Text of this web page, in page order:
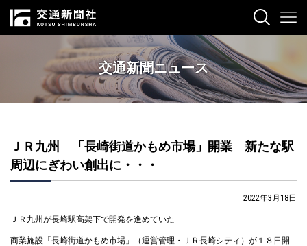
交通新聞ニュース
ＪＲ九州 「長崎街道かもめ市場」開業 新たな駅
周辺にぎわい創出に・・・
2022年3月18日
ＪＲ九州が長崎駅高架下で開発を進めていた
商業施設「長崎街道かもめ市場」（運営管理・ＪＲ長崎シティ）が１８日開